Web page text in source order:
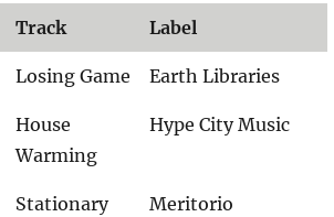
Track Label
Losing Game Earth Libraries
House
Warming
Hype City Music
Stationary Meritorio